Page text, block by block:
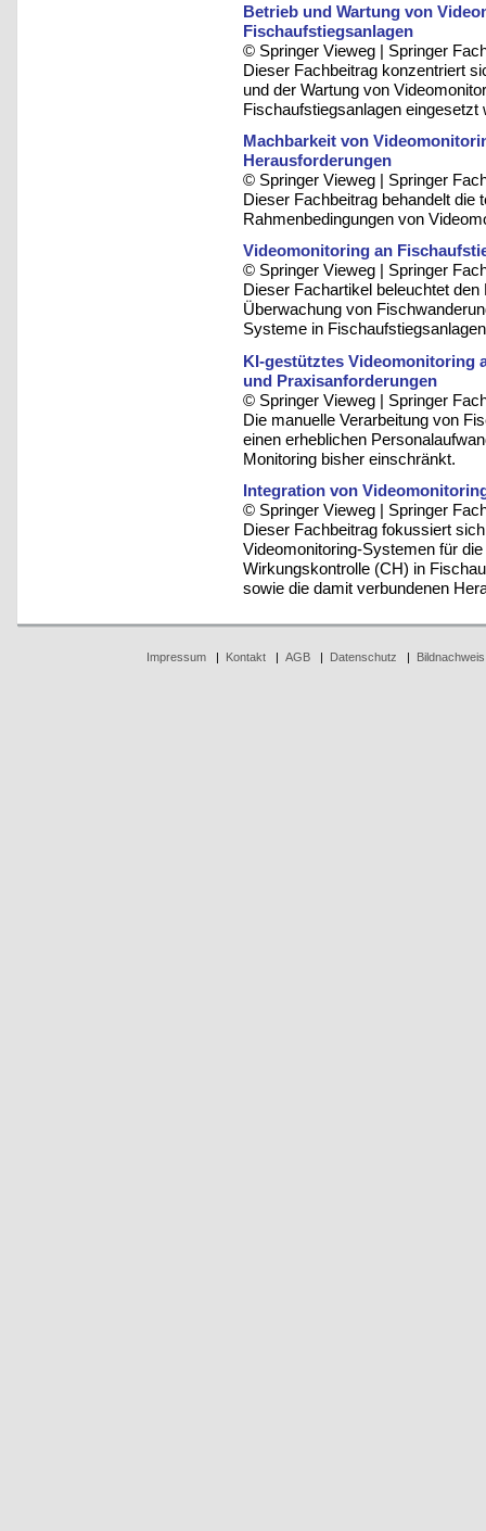
Betrieb und Wartung von
Fischaufstiegsanlagen
© Springer Vieweg | Springer
Dieser Fachbeitrag konzentriert
und der Wartung von
Fischaufstiegsanlagen eingesetzt
Machbarkeit von
Herausforderungen
© Springer Vieweg | Springer
Dieser Fachbeitrag behandelt die
Rahmenbedingungen von
Videomonitoring an
© Springer Vieweg | Springer
Dieser Fachartikel beleuchtet
Überwachung von
Systeme in
KI-gestütztes Videomonitoring
und Praxisanforderungen
© Springer Vieweg | Springer
Die manuelle Verarbeitung von
einen erheblichen
Monitoring bisher einschränkt.
Integration von
© Springer Vieweg | Springer
Dieser Fachbeitrag fokussiert
Videomonitoring-Systemen für
Wirkungskontrolle (CH) in
sowie die damit verbundenen
Impressum| Kontakt| AGB| Datenschutz Bildnachweis